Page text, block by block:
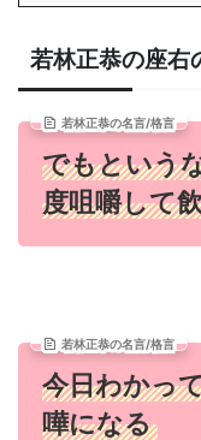
若林正恭の座右
若林正恭の名言/格言
でもという
度咀嚼して
若林正恭の名言/格言
今日わかっ
嘩になる